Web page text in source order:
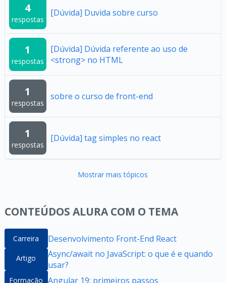
4
respostas
[Dúvida] Duvida sobre curso
1
respostas
[Dúvida] Dúvida referente ao uso de
<strong> no HTML
1
respostas
sobre o curso de front-end
1
respostas
[Dúvida] tag simples no react
Mostrar mais tópicos
CONTEÚDOS ALURA COM O TEMA
Carreira Desenvolvimento Front-End React
Artigo
Async/await no JavaScript: o que é e quando
usar?
Formação Angular 19: primeiros passos